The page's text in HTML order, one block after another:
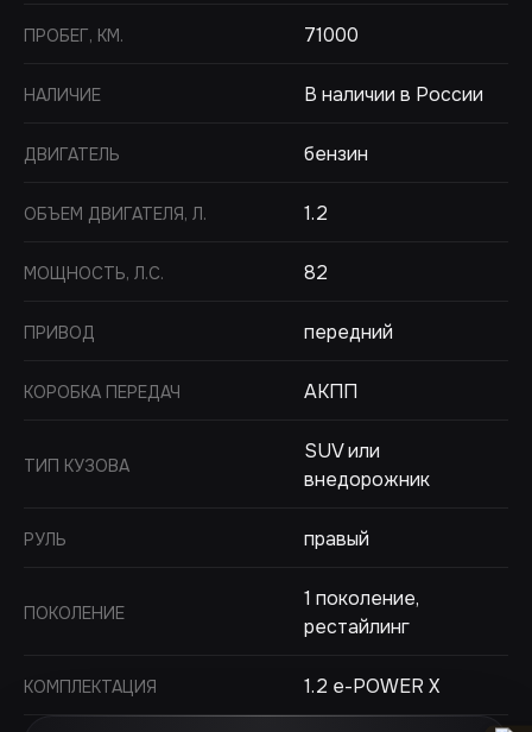
ПРОБЕГ, КМ. 71000
НАЛИЧИЕ В наличии в России
ДВИГАТЕЛЬ бензин
ОБЪЕМ ДВИГАТЕЛЯ, Л. 1.2
МОЩНОСТЬ, Л.С. 82
ПРИВОД передний
КОРОБКА ПЕРЕДАЧ АКПП
ТИП КУЗОВА
SUV или
внедорожник
РУЛЬ правый
ПОКОЛЕНИЕ
1 поколение,
рестайлинг
КОМПЛЕКТАЦИЯ 1.2 e-POWER X